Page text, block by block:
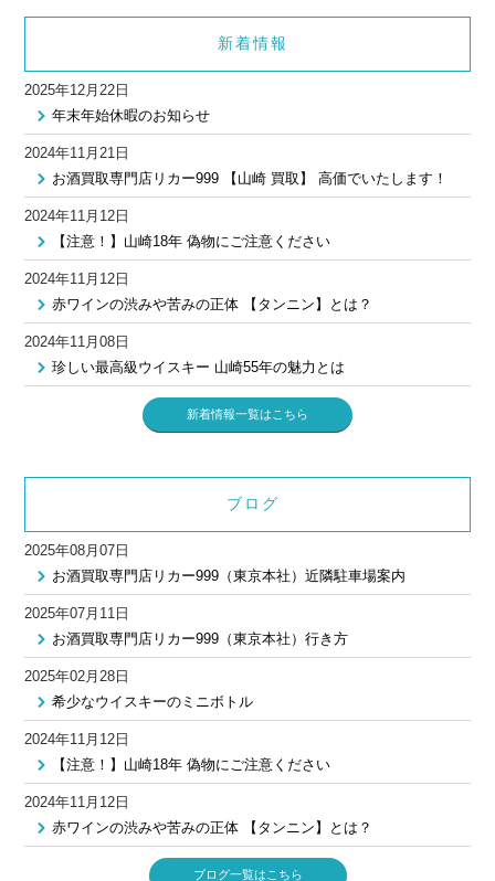
新着情報
2025年12月22日
年末年始休暇のお知らせ
2024年11月21日
お酒買取専門店リカー999 【山崎 買取】 高価でいたします！
2024年11月12日
【注意！】山崎18年 偽物にご注意ください
2024年11月12日
赤ワインの渋みや苦みの正体 【タンニン】とは？
2024年11月08日
珍しい最高級ウイスキー 山崎55年の魅力とは
新着情報一覧はこちら
ブログ
2025年08月07日
お酒買取専門店リカー999（東京本社）近隣駐車場案内
2025年07月11日
お酒買取専門店リカー999（東京本社）行き方
2025年02月28日
希少なウイスキーのミニボトル
2024年11月12日
【注意！】山崎18年 偽物にご注意ください
2024年11月12日
赤ワインの渋みや苦みの正体 【タンニン】とは？
ブログ一覧はこちら